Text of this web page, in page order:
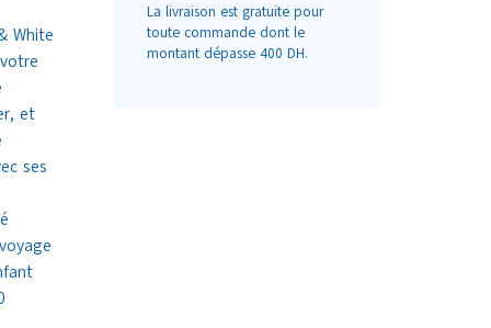
White
et
ses
La livraison est gratuite pour
toute commande dont le
montant dépasse 400 DH.